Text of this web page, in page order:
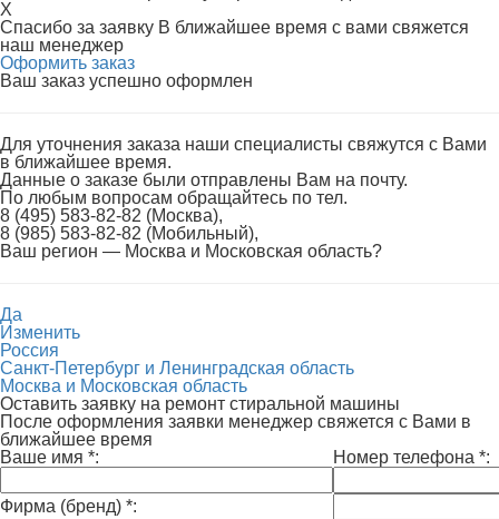
X
Спасибо за заявку В ближайшее время с вами свяжется
наш менеджер
Оформить заказ
Ваш заказ успешно оформлен
Для уточнения заказа наши специалисты свяжутся с Вами
в ближайшее время.
Данные о заказе были отправлены Вам на почту.
По любым вопросам обращайтесь по тел.
8 (495) 583-82-82 (Москва),
8 (985) 583-82-82 (Мобильный),
Ваш регион — Москва и Московская область?
Да
Изменить
Россия
Санкт-Петербург и Ленинградская область
Москва и Московская область
Оставить заявку на ремонт стиральной машины
После оформления заявки менеджер свяжется с Вами в
ближайшее время
Ваше имя *: Номер телефона *:
Фирма (бренд) *: